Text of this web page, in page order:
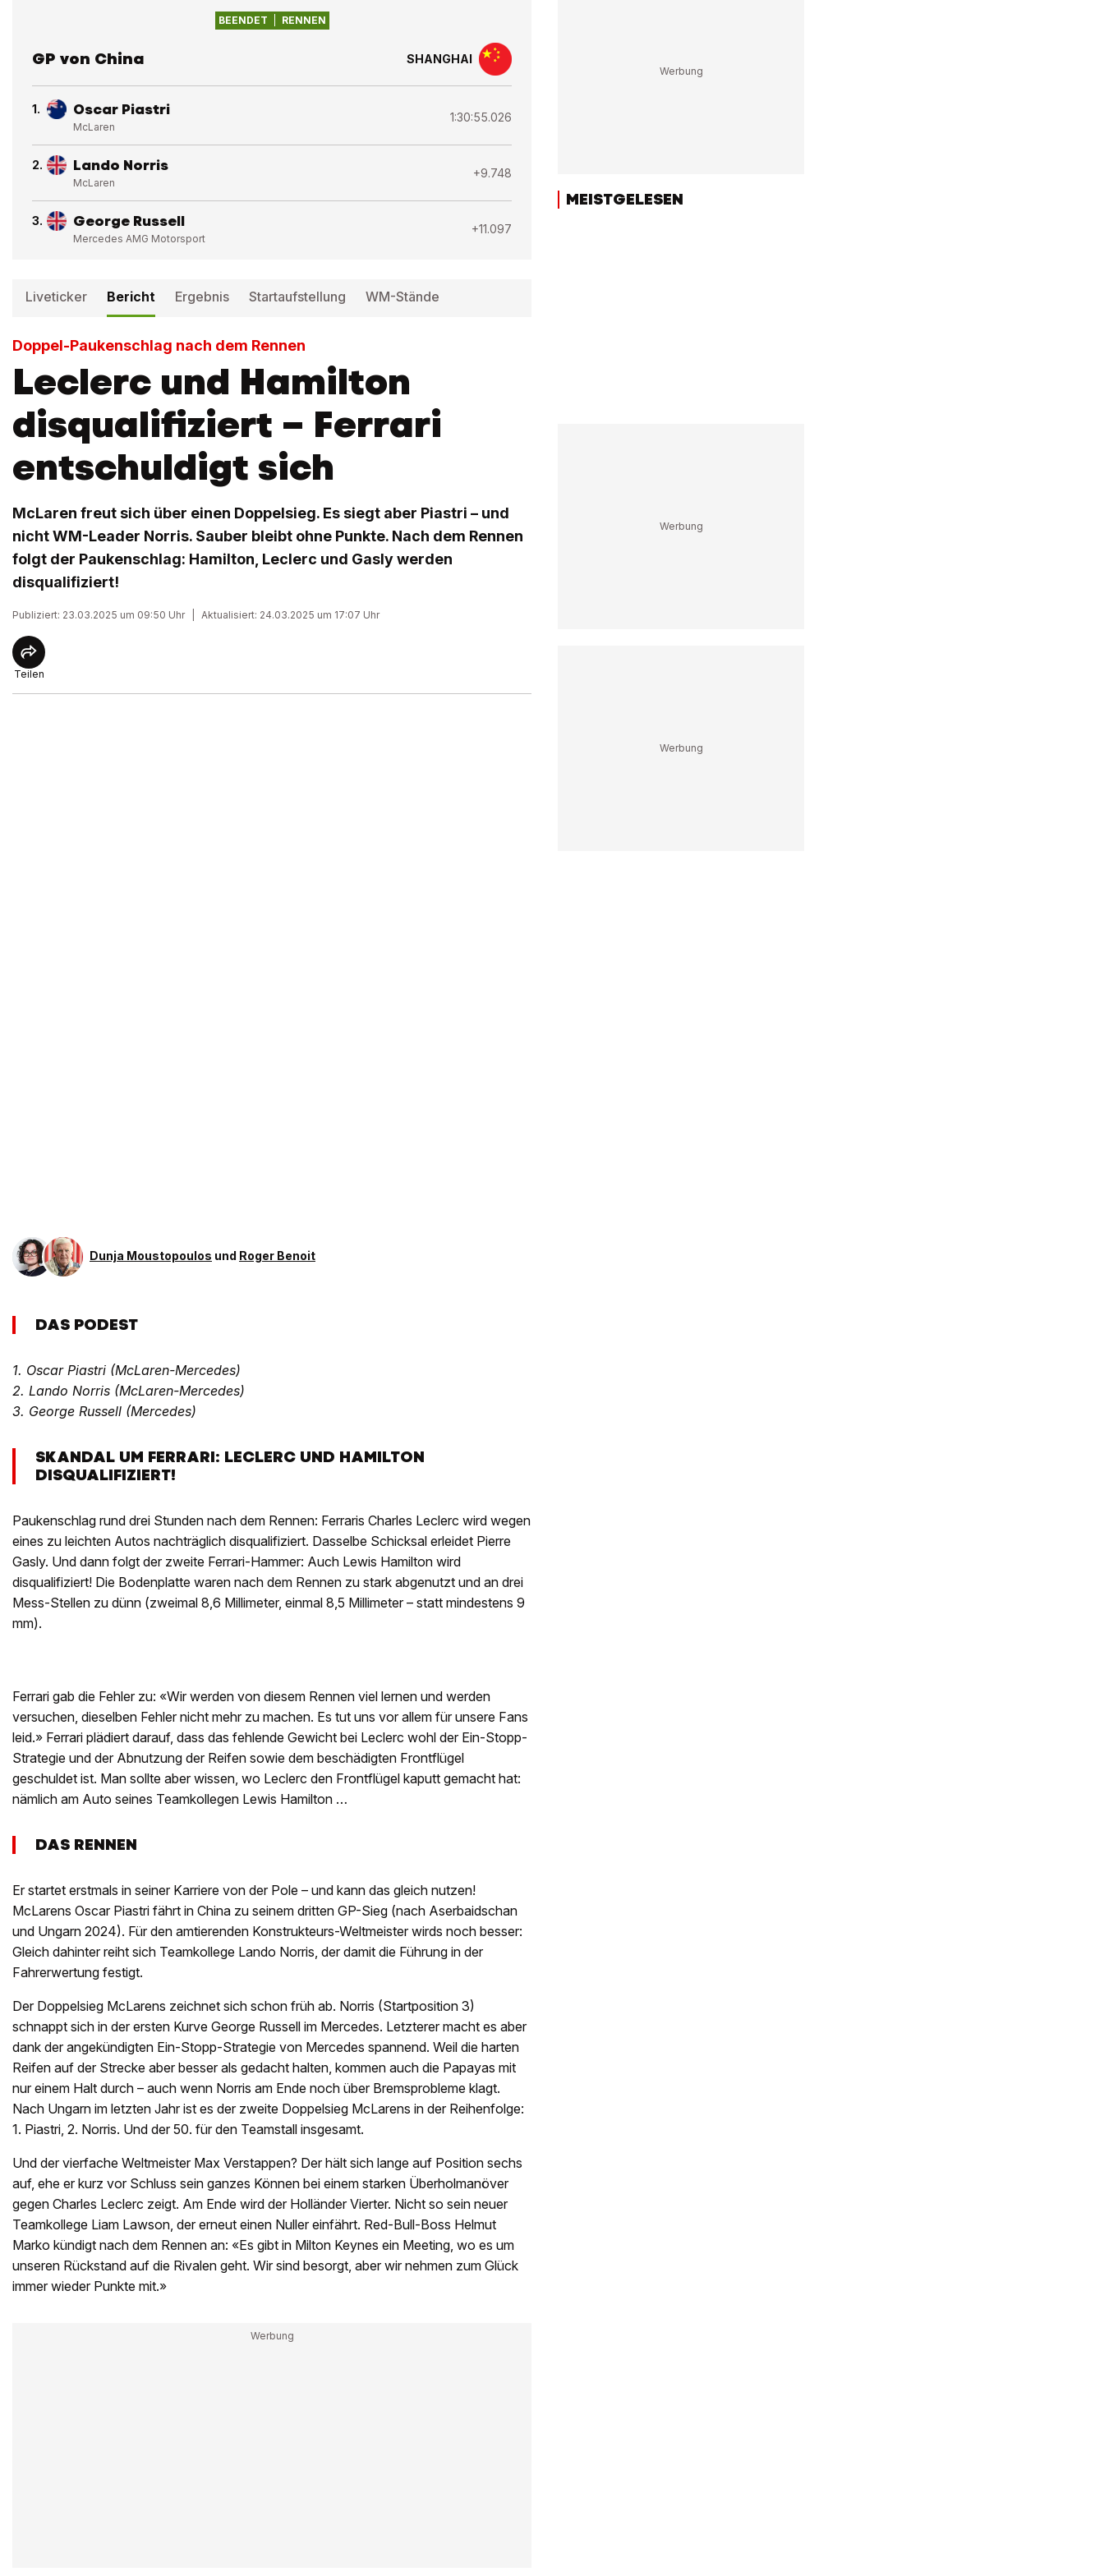
BEENDET RENNEN
GP von China SHANGHAI
1. Oscar Piastri 1:30:55.026
McLaren
2. Lando Norris +9.748
McLaren
3. George Russell +11.097
Mercedes AMG Motorsport
Liveticker Bericht Ergebnis Startaufstellung WM-Stände
Doppel-Paukenschlag nach dem Rennen
Leclerc und Hamilton
disqualifiziert – Ferrari
entschuldigt sich
McLaren freut sich über einen Doppelsieg. Es siegt aber Piastri – und
nicht WM-Leader Norris. Sauber bleibt ohne Punkte. Nach dem Rennen
folgt der Paukenschlag: Hamilton, Leclerc und Gasly werden
disqualifiziert!
Publiziert: 23.03.2025 um 09:50 Uhr Aktualisiert: 24.03.2025 um 17:07 Uhr
Teilen
Dunja Moustopoulos und Roger Benoit
DAS PODEST
1. Oscar Piastri (McLaren-Mercedes)
2. Lando Norris (McLaren-Mercedes)
3. George Russell (Mercedes)
SKANDAL UM FERRARI: LECLERC UND HAMILTON
DISQUALIFIZIERT!
Paukenschlag rund drei Stunden nach dem Rennen: Ferraris Charles Leclerc wird wegen
eines zu leichten Autos nachträglich disqualifiziert. Dasselbe Schicksal erleidet Pierre
Gasly. Und dann folgt der zweite Ferrari-Hammer: Auch Lewis Hamilton wird
disqualifiziert! Die Bodenplatte waren nach dem Rennen zu stark abgenutzt und an drei
Mess-Stellen zu dünn (zweimal 8,6 Millimeter, einmal 8,5 Millimeter – statt mindestens 9
mm).
Ferrari gab die Fehler zu: «Wir werden von diesem Rennen viel lernen und werden
versuchen, dieselben Fehler nicht mehr zu machen. Es tut uns vor allem für unsere Fans
leid.» Ferrari plädiert darauf, dass das fehlende Gewicht bei Leclerc wohl der Ein-Stopp-
Strategie und der Abnutzung der Reifen sowie dem beschädigten Frontflügel
geschuldet ist. Man sollte aber wissen, wo Leclerc den Frontflügel kaputt gemacht hat:
nämlich am Auto seines Teamkollegen Lewis Hamilton …
DAS RENNEN
Er startet erstmals in seiner Karriere von der Pole – und kann das gleich nutzen!
McLarens Oscar Piastri fährt in China zu seinem dritten GP-Sieg (nach Aserbaidschan
und Ungarn 2024). Für den amtierenden Konstrukteurs-Weltmeister wirds noch besser:
Gleich dahinter reiht sich Teamkollege Lando Norris, der damit die Führung in der
Fahrerwertung festigt.
Der Doppelsieg McLarens zeichnet sich schon früh ab. Norris (Startposition 3)
schnappt sich in der ersten Kurve George Russell im Mercedes. Letzterer macht es aber
dank der angekündigten Ein-Stopp-Strategie von Mercedes spannend. Weil die harten
Reifen auf der Strecke aber besser als gedacht halten, kommen auch die Papayas mit
nur einem Halt durch – auch wenn Norris am Ende noch über Bremsprobleme klagt.
Nach Ungarn im letzten Jahr ist es der zweite Doppelsieg McLarens in der Reihenfolge:
1. Piastri, 2. Norris. Und der 50. für den Teamstall insgesamt.
Und der vierfache Weltmeister Max Verstappen? Der hält sich lange auf Position sechs
auf, ehe er kurz vor Schluss sein ganzes Können bei einem starken Überholmanöver
gegen Charles Leclerc zeigt. Am Ende wird der Holländer Vierter. Nicht so sein neuer
Teamkollege Liam Lawson, der erneut einen Nuller einfährt. Red-Bull-Boss Helmut
Marko kündigt nach dem Rennen an: «Es gibt in Milton Keynes ein Meeting, wo es um
unseren Rückstand auf die Rivalen geht. Wir sind besorgt, aber wir nehmen zum Glück
immer wieder Punkte mit.»
MEISTGELESEN